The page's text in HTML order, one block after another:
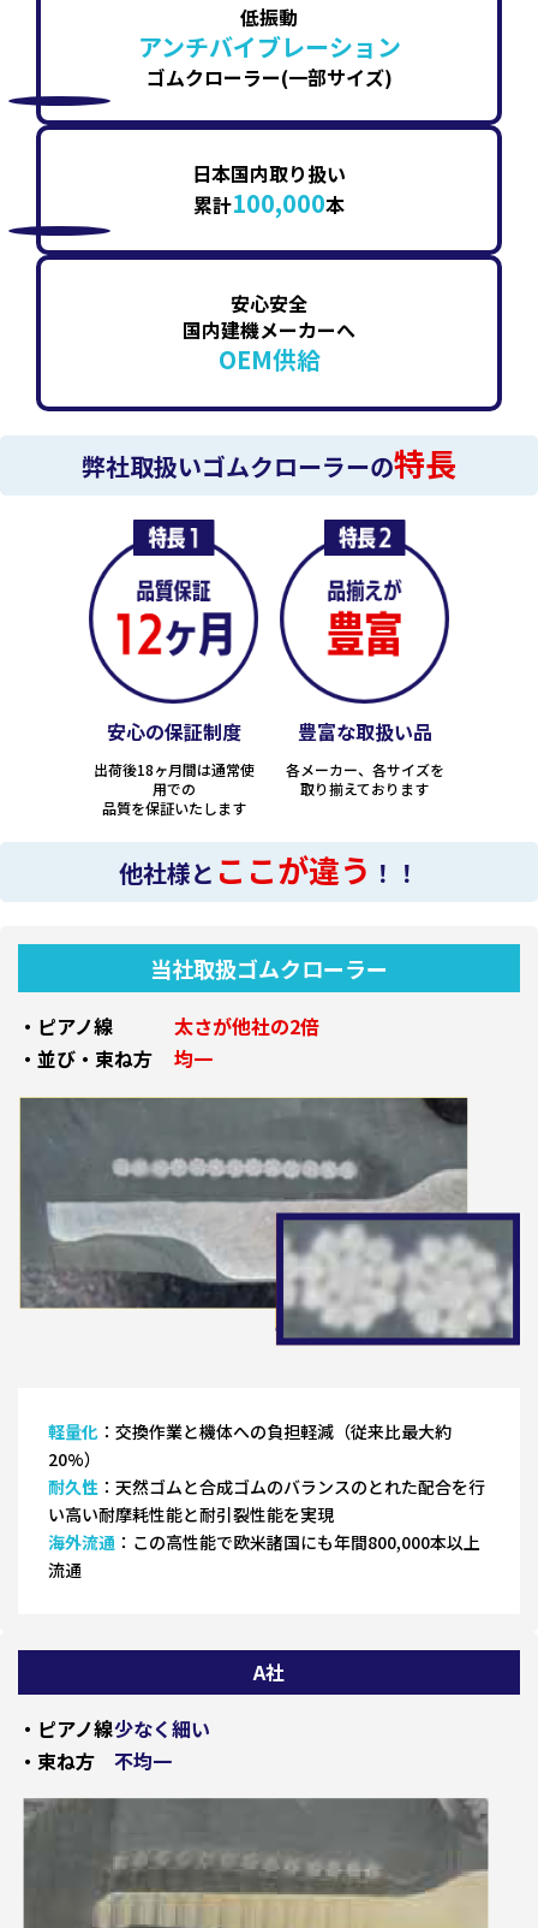
低振動
アンチバイブレーション
ゴムクローラー(一部サイズ)
日本国内取り扱い
累計100,000本
安心安全
国内建機メーカーへ
OEM供給
弊社取扱いゴムクローラーの特長
安心の保証制度
出荷後18ヶ月間は通常使
用での
品質を保証いたします
豊富な取扱い品
各メーカー、各サイズを
取り揃えております
他社様と ここが違う ！！
当社取扱ゴムクローラー
・ピアノ線
太さが他社の2倍
・並び・束ね方
均一
軽量化 ：交換作業と機体への負担軽減（従来比最大約
20%）
耐久性 ：天然ゴムと合成ゴムのバランスのとれた配合を行
い高い耐摩耗性能と耐引裂性能を実現
海外流通 ：この高性能で欧米諸国にも年間800,000本以上
流通
A社
・ピアノ線少なく細い
・束ね方
不均一